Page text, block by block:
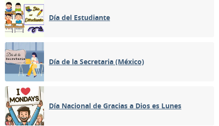
Día del Estudiante
Día de la Secretaria (México)
Día Nacional de Gracias a Dios es Lunes